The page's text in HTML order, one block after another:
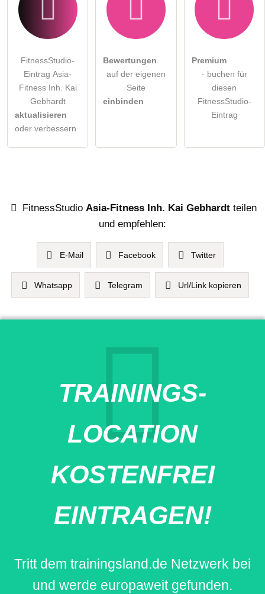
FitnessStudio-
Eintrag Asia-
Fitness Inh. Kai
Gebhardt
aktualisieren
oder verbessern
Bewertungen
auf der eigenen
Seite
einbinden
Premium
- buchen für
diesen
FitnessStudio-
Eintrag
FitnessStudio Asia-Fitness Inh. Kai Gebhardtteilen
und empfehlen:
E-Mail Facebook Twitter
Whatsapp Telegram Url/Link kopieren
TRAININGS-
LOCATION
KOSTENFREI
EINTRAGEN!
Tritt dem trainingsland.de Netzwerk bei
und werde europaweit gefunden.